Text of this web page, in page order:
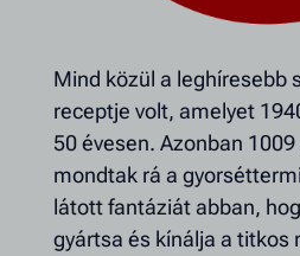
Mind közül a leghíresebb
receptje volt, amelyet
50 évesen. Azonban
mondtak rá a
látott fantáziát abban,
gyártsa és kínálja a titkos